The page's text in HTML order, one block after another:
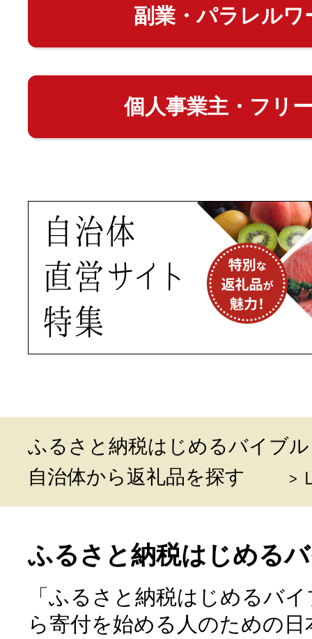
副業・パラレルワ
個人事業主・フリ
ふるさと納税はじめるバイブル
自治体から返礼品を探す
ふるさと納税はじめる
「ふるさと納税はじめるバ
ら寄付を始める人のための